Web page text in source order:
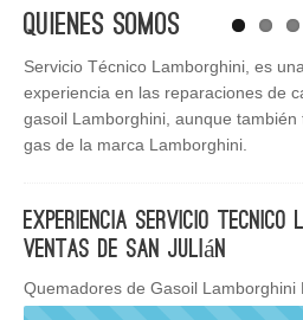
Quienes Somos
Servicio Técnico Lamborghini, es
experiencia en las reparaciones de
gasoil Lamborghini, aunque
gas de la marca Lamborghini.
Experiencia Servicio Tecnico
Ventas de San Julián
Quemadores de Gasoil Lamborghini